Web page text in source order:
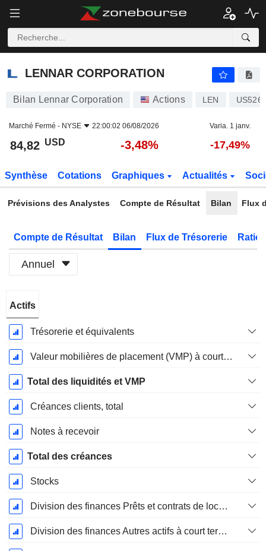
LENNAR CORPORATION
LENNAR CORPORATION
Bilan Lennar Corporation Actions LEN
Marché Fermé - NYSE 22:00:02 06/08/2026 Varia. 1 janv.
84,82 USD -3,48% -17,49%
Synthèse Cotations Graphiques Actualités
Prévisions des Analystes Compte de Résultat Bilan Flux
Compte de Résultat Bilan Flux de Trésorerie
Annuel
Fiscale:
Novembre
Actifs
Trésorerie et équivalents
Valeur mobilières de placement (VMP) à court terme
Total des liquidités et VMP
Créances clients, total
Notes à recevoir
Total des créances
Stocks
Division des finances Prêts et contrats de location Courant
Division des finances Autres actifs à court terme, total